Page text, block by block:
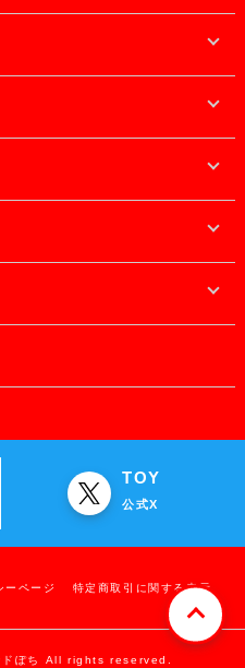
TOY
公式X
ーページ 特定商取引に関する表示
ぽち All rights reserved.